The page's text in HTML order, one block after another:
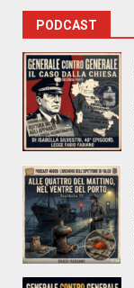
PODCAST